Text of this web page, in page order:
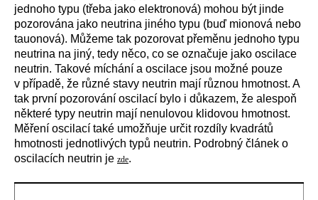
jednoho typu (třeba jako elektronová) mohou být jinde
pozorována jako neutrina jiného typu (buď mionová nebo
tauonová). Můžeme tak pozorovat přeměnu jednoho typu
neutrina na jiný, tedy něco, co se označuje jako oscilace
neutrin. Takové míchání a oscilace jsou možné pouze
v případě, že různé stavy neutrin mají různou hmotnost. A
tak první pozorování oscilací bylo i důkazem, že alespoň
některé typy neutrin mají nenulovou klidovou hmotnost.
Měření oscilací také umožňuje určit rozdíly kvadrátů
hmotnosti jednotlivých typů neutrin. Podrobný článek o
oscilacích neutrin je zde.